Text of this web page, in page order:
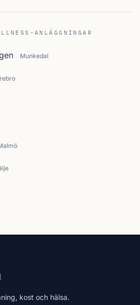
ANLÄGGNINGAR
Munkedal
kost och hälsa.